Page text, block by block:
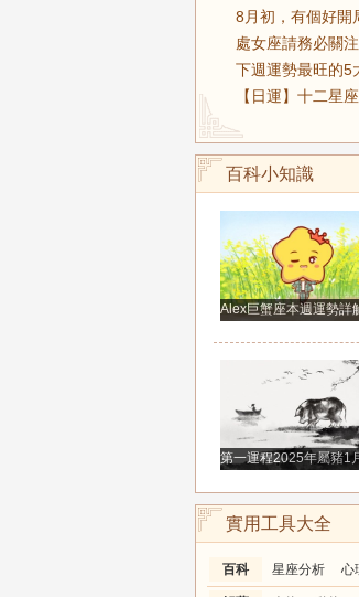
8月初，有個好開
處女座請務必關
下週運勢最旺的5
【日運】十二星
百科小知識
Alex巨蟹座本週運勢詳
第一運程2025年屬豬1
實用工具大全
百科 星座分析 心